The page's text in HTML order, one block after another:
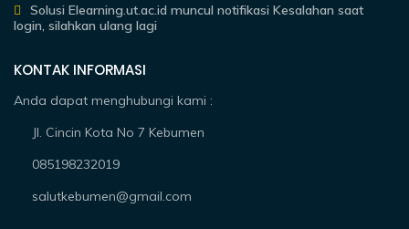
Solusi Elearning.ut.ac.id muncul notifikasi Kesalahan saat
login, silahkan ulang lagi
KONTAK INFORMASI
Anda dapat menghubungi kami :
Jl. Cincin Kota No 7 Kebumen
085198232019
salutkebumen@gmail.com